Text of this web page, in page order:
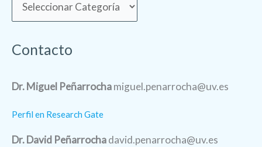
Contacto
Dr. Miguel Peñarrochamiguel.penarrocha@uv.es
Perfil en Research Gate
Dr. David Peñarrochadavid.penarrocha@uv.es